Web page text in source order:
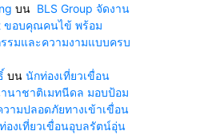
บน BLS Group จัดงาน
ขอบคุณคนไข้ พร้อม
รมและความงามแบบครบ
บน นักท่องเที่ยวเขื่อน
นาชาติเมทนีดล มอบป้อม
ามปลอดภัยทางเข้าเขื่อน
องเที่ยวเขื่อนอุบลรัตน์อุ่น